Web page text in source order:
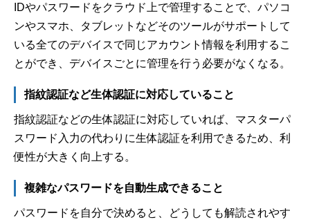
IDやパスワードをクラウド上で管理することで、パソコ
ンやスマホ、タブレットなどそのツールがサポートして
いる全てのデバイスで同じアカウント情報を利用するこ
とができ、デバイスごとに管理を行う必要がなくなる。
指紋認証など生体認証に対応していること
指紋認証などの生体認証に対応していれば、マスターパ
スワード入力の代わりに生体認証を利用できるため、利
便性が大きく向上する。
複雑なパスワードを自動生成できること
パスワードを自分で決めると、どうしても解読されやす